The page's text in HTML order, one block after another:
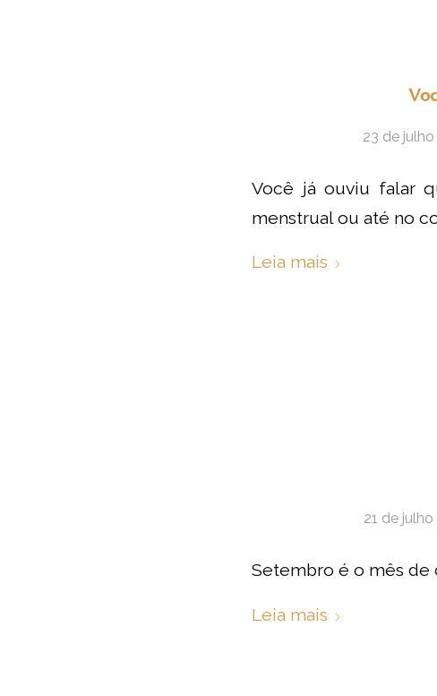
23 de
Você já ouviu falar
menstrual ou até no
Leia mais
21 de
Setembro é o mês de
Leia mais